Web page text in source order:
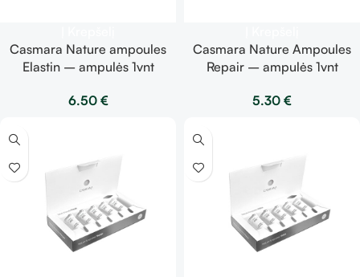
Casmara Nature ampoules
Elastin – ampulės 1vnt
6.50 €
Casmara Nature Ampoules
Repair – ampulės 1vnt
5.30 €